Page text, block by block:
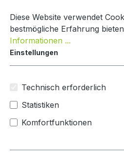
DoorBird
Andere
Bildergalerie überspringen
Diese Website verwendet
bestmögliche Erfahrung
Informationen ...
Einstellungen
Technisch erforderlich
Statistiken
Komfortfunktionen